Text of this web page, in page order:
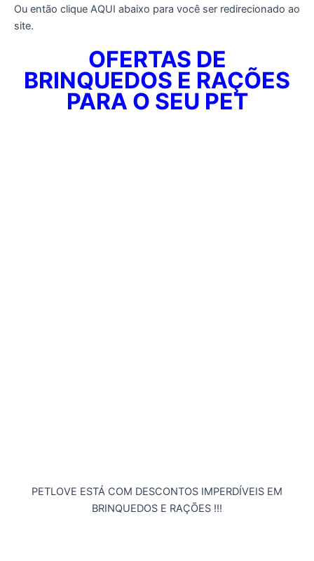
Ou então clique AQUI abaixo para você ser redirecionado ao
site.
OFERTAS DE
BRINQUEDOS E RAÇÕES
PARA O SEU PET
PETLOVE ESTÁ COM DESCONTOS IMPERDÍVEIS EM
BRINQUEDOS E RAÇÕES !!!